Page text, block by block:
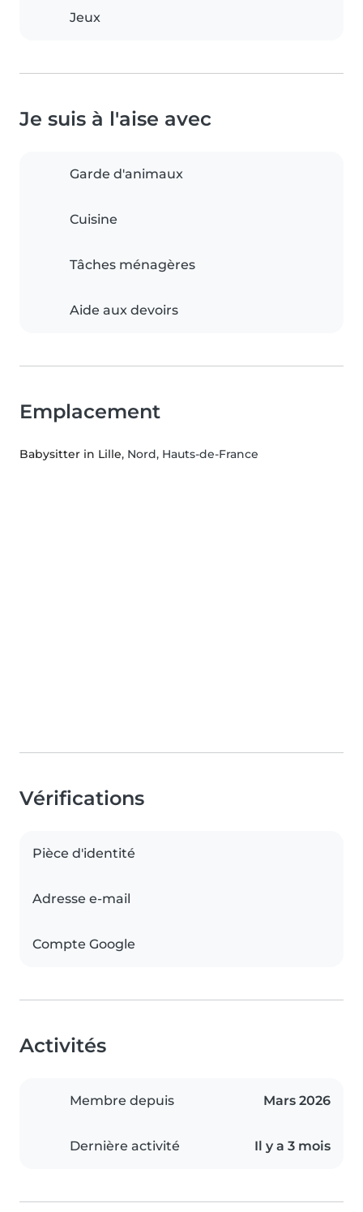
Jeux
Je suis à l'aise avec
Garde d'animaux
Cuisine
Tâches ménagères
Aide aux devoirs
Emplacement
Babysitter in Lille, Nord, Hauts-de-France
Vérifications
Pièce d'identité
Adresse e-mail
Compte Google
Activités
Membre depuis Mars 2026
Dernière activité Il y a 3 mois